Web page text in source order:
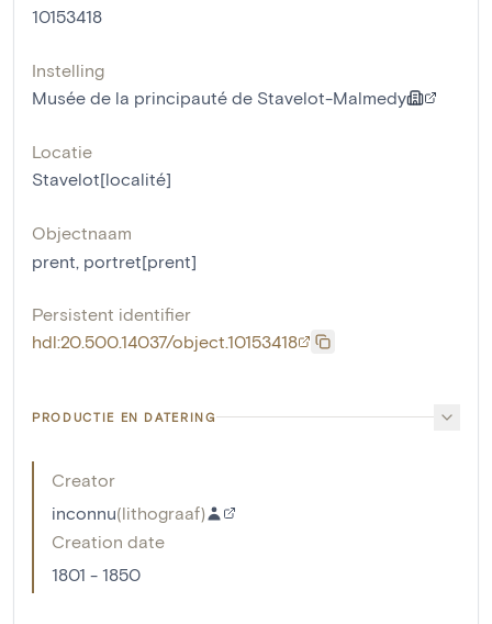
10153418
Instelling
Musée de la principauté de Stavelot-Malmedy
Locatie
Stavelot[localité]
Objectnaam
prent portret[prent]
Persistent identifier
hdl:20.500.14037/object.10153418
PRODUCTIE EN DATERING
Creator
inconnu(lithograaf)
Creation date
1801 - 1850